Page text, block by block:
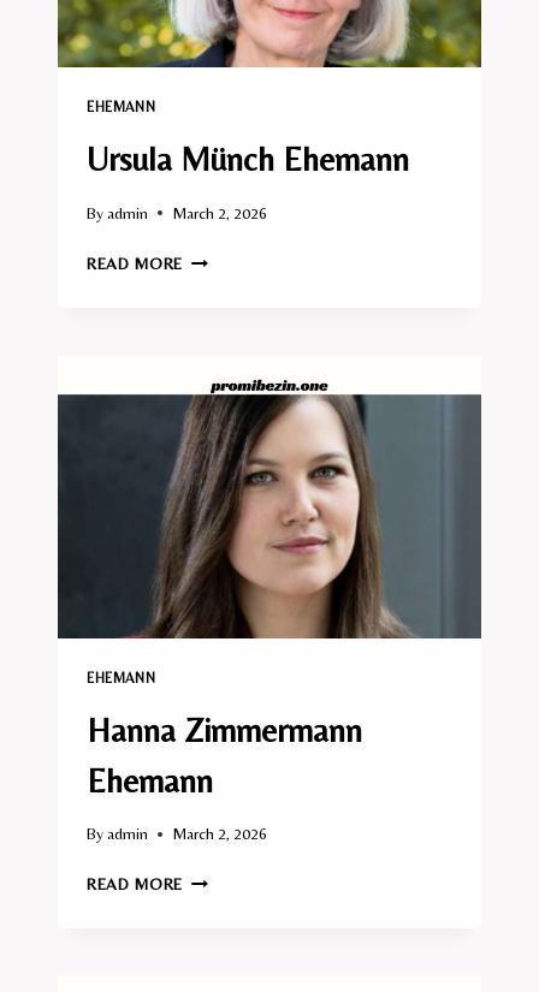
EHEMANN​
Ursula Münch Ehemann
Byadmin March 2, 2026
READ MORE URSULA
EHEMANN​
Hanna Zimmermann
Ehemann
Byadmin March 2, 2026
READ MORE HANNA